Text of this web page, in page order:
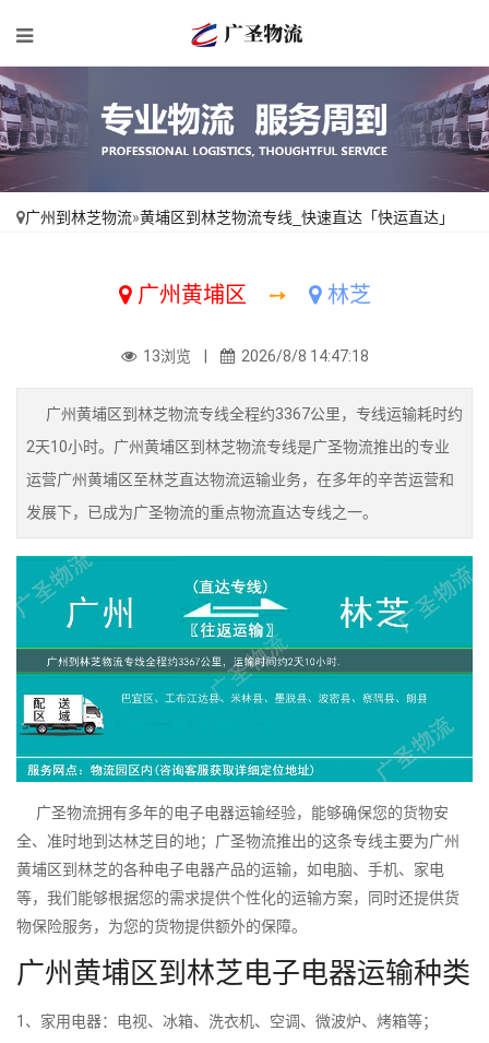
广州到林芝物流»黄埔区到林芝物流专线_快速直达「快运直达」
广州黄埔区 ➙ 林芝
13浏览 | 2026/8/8 14:47:18
广州黄埔区到林芝物流专线全程约3367公里，专线运输耗时约
2天10小时。广州黄埔区到林芝物流专线是广圣物流推出的专业
运营广州黄埔区至林芝直达物流运输业务，在多年的辛苦运营和
发展下，已成为广圣物流的重点物流直达专线之一。
广圣物流拥有多年的电子电器运输经验，能够确保您的货物安
全、准时地到达林芝目的地；广圣物流推出的这条专线主要为广州
黄埔区到林芝的各种电子电器产品的运输，如电脑、手机、家电
等，我们能够根据您的需求提供个性化的运输方案，同时还提供货
物保险服务，为您的货物提供额外的保障。
广州黄埔区到林芝电子电器运输种类
1、家用电器：电视、冰箱、洗衣机、空调、微波炉、烤箱等；